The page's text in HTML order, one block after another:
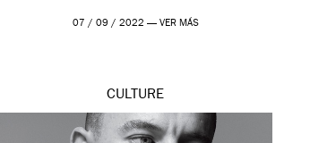
07 / 09 / 2022 — VER MÁS
CULTURE